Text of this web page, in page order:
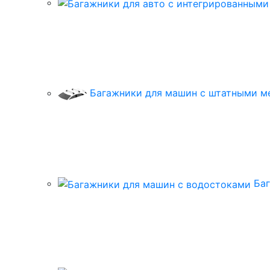
Багажники для машин с штатными